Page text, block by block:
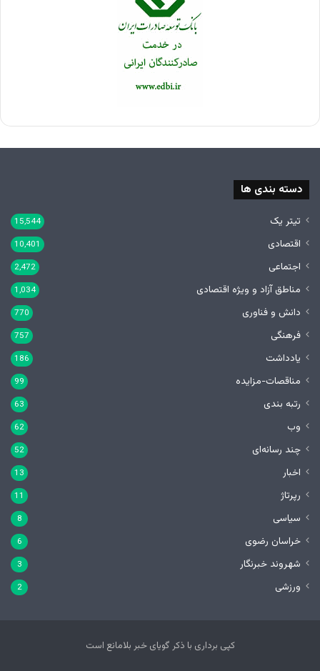
دسته بندی ها
تیتر یک 15,544
اقتصادی 10,401
اجتماعی 2,472
مناطق آزاد و ویژه اقتصادی 1,034
دانش و فناوری 770
فرهنگی 757
یادداشت 186
مناقصات-مزایده 99
رتبه بندی 63
وب 62
چند رسانه‌ای 52
اخبار 13
رپرتاژ 11
سیاسی 8
خراسان رضوی 6
شهروند خبرنگار 3
ورزشی 2
کپی برداری با ذکر گویای خبر بلامانع است